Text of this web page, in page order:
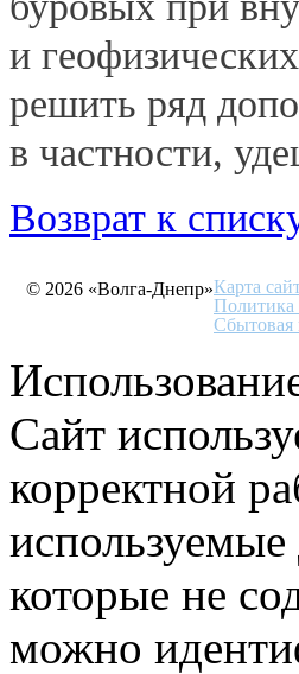
и
решить ряд
в частности,
Возврат к
© 2026 «Волга-Днепр»Карта
Политика
Сбытовая
Сайт
корректной
используемые
которые не
можно